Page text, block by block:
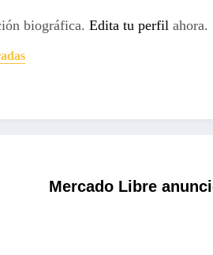
biográfica. Edita tu perfil ahora.
Mercado Libre